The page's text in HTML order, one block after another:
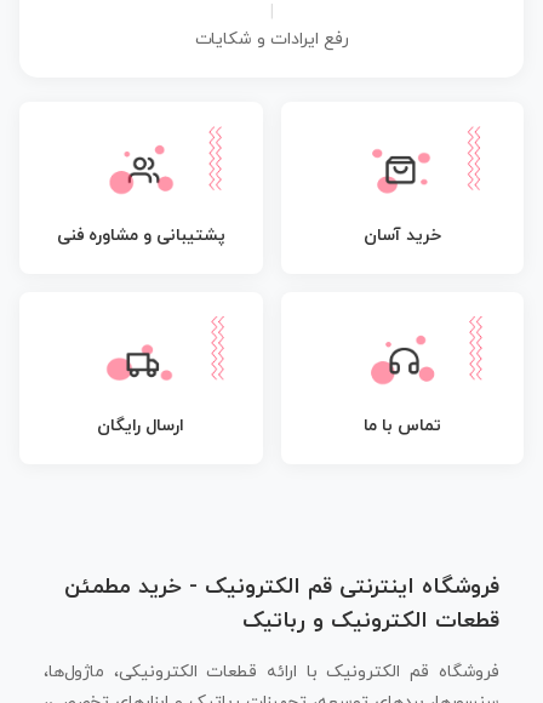
رفع ایرادات و شکایات
خرید آسان پشتیبانی و مشاوره فنی
تماس با ما ارسال رایگان
فروشگاه اینترنتی قم الکترونیک - خرید مطمئن
قطعات الکترونیک و رباتیک
فروشگاه قم الکترونیک با ارائه قطعات الکترونیکی، ماژول‌ها،